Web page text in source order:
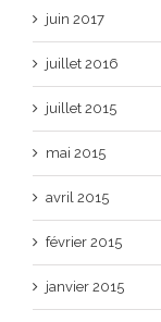
juin 2017
juillet 2016
juillet 2015
mai 2015
avril 2015
février 2015
janvier 2015